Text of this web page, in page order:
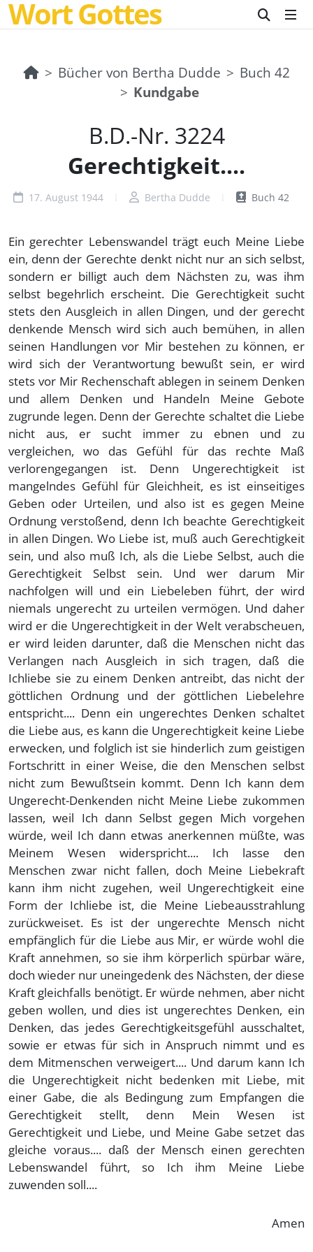
Wort Gottes
Bücher von Bertha Dudde
Buch 42
Kundgabe
B.D.-Nr. 3224
Gerechtigkeit....
17. August 1944 Bertha Dudde Buch 42
Ein gerechter Lebenswandel trägt euch Meine Liebe
ein, denn der Gerechte denkt nicht nur an sich selbst,
sondern er billigt auch dem Nächsten zu, was ihm
selbst begehrlich erscheint. Die Gerechtigkeit sucht
stets den Ausgleich in allen Dingen, und der gerecht
denkende Mensch wird sich auch bemühen, in allen
seinen Handlungen vor Mir bestehen zu können, er
wird sich der Verantwortung bewußt sein, er wird
stets vor Mir Rechenschaft ablegen in seinem Denken
und allem Denken und Handeln Meine Gebote
zugrunde legen. Denn der Gerechte schaltet die Liebe
nicht aus, er sucht immer zu ebnen und zu
vergleichen, wo das Gefühl für das rechte Maß
verlorengegangen ist. Denn Ungerechtigkeit ist
mangelndes Gefühl für Gleichheit, es ist einseitiges
Geben oder Urteilen, und also ist es gegen Meine
Ordnung verstoßend, denn Ich beachte Gerechtigkeit
in allen Dingen. Wo Liebe ist, muß auch Gerechtigkeit
sein, und also muß Ich, als die Liebe Selbst, auch die
Gerechtigkeit Selbst sein. Und wer darum Mir
nachfolgen will und ein Liebeleben führt, der wird
niemals ungerecht zu urteilen vermögen. Und daher
wird er die Ungerechtigkeit in der Welt verabscheuen,
er wird leiden darunter, daß die Menschen nicht das
Verlangen nach Ausgleich in sich tragen, daß die
Ichliebe sie zu einem Denken antreibt, das nicht der
göttlichen Ordnung und der göttlichen Liebelehre
entspricht.... Denn ein ungerechtes Denken schaltet
die Liebe aus, es kann die Ungerechtigkeit keine Liebe
erwecken, und folglich ist sie hinderlich zum geistigen
Fortschritt in einer Weise, die den Menschen selbst
nicht zum Bewußtsein kommt. Denn Ich kann dem
Ungerecht-Denkenden nicht Meine Liebe zukommen
lassen, weil Ich dann Selbst gegen Mich vorgehen
würde, weil Ich dann etwas anerkennen müßte, was
Meinem Wesen widerspricht.... Ich lasse den
Menschen zwar nicht fallen, doch Meine Liebekraft
kann ihm nicht zugehen, weil Ungerechtigkeit eine
Form der Ichliebe ist, die Meine Liebeausstrahlung
zurückweiset. Es ist der ungerechte Mensch nicht
empfänglich für die Liebe aus Mir, er würde wohl die
Kraft annehmen, so sie ihm körperlich spürbar wäre,
doch wieder nur uneingedenk des Nächsten, der diese
Kraft gleichfalls benötigt. Er würde nehmen, aber nicht
geben wollen, und dies ist ungerechtes Denken, ein
Denken, das jedes Gerechtigkeitsgefühl ausschaltet,
sowie er etwas für sich in Anspruch nimmt und es
dem Mitmenschen verweigert.... Und darum kann Ich
die Ungerechtigkeit nicht bedenken mit Liebe, mit
einer Gabe, die als Bedingung zum Empfangen die
Gerechtigkeit stellt, denn Mein Wesen ist
Gerechtigkeit und Liebe, und Meine Gabe setzet das
gleiche voraus.... daß der Mensch einen gerechten
Lebenswandel führt, so Ich ihm Meine Liebe
zuwenden soll....
Amen